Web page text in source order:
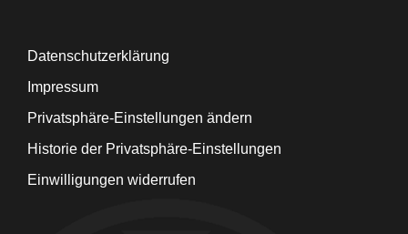
Datenschutzerklärung
Impressum
Privatsphäre-Einstellungen ändern
Historie der Privatsphäre-Einstellungen
Einwilligungen widerrufen